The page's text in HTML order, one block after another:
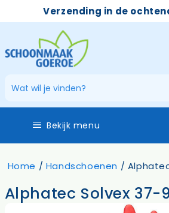
Verzending in de
Bekijk menu
Home / Handschoenen /
Alphatec Solvex 37-